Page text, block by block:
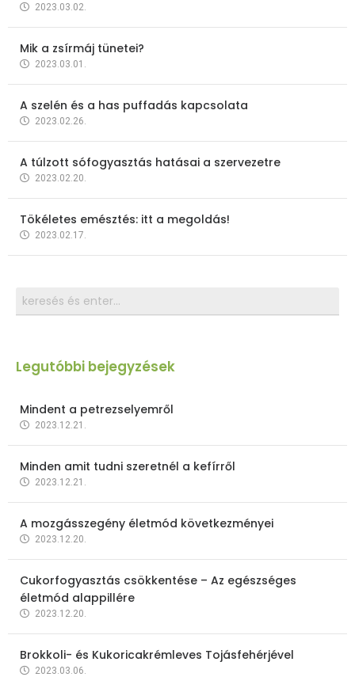
2023.03.02.
Mik a zsírmáj tünetei?
2023.03.01.
A szelén és a has puffadás kapcsolata
2023.02.26.
A túlzott sófogyasztás hatásai a szervezetre
2023.02.20.
Tökéletes emésztés: itt a megoldás!
2023.02.17.
Legutóbbi bejegyzések
Mindent a petrezselyemről
2023.12.21.
Minden amit tudni szeretnél a kefírről
2023.12.21.
A mozgásszegény életmód következményei
2023.12.20.
Cukorfogyasztás csökkentése – Az egészséges
életmód alappillére
2023.12.20.
Brokkoli- és Kukoricakrémleves Tojásfehérjével
2023.03.06.